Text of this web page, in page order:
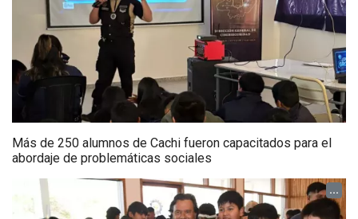
Más de 250 alumnos de Cachi fueron capacitados para el
abordaje de problemáticas sociales
...